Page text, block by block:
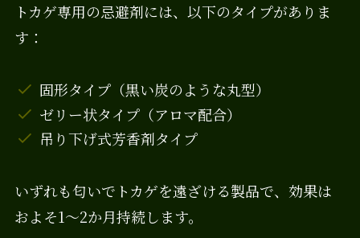
トカゲ専用の忌避剤には、以下のタイプがありま
す：
固形タイプ（黒い炭のような丸型）
ゼリー状タイプ（アロマ配合）
吊り下げ式芳香剤タイプ
いずれも匂いでトカゲを遠ざける製品で、効果は
およそ1〜2か月持続します。